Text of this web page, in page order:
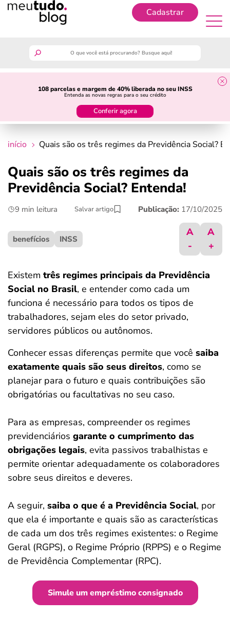
Cadastrar
108 parcelas e margem de 40% liberada no seu INSS
Entenda as novas regras para o seu crédito
Conferir agora
guia do trabalhador
crédito fácil
últimas notícias
ferramentas
início Quais são os três regimes da Previdência Social?
Quais são os três regimes da
Previdência Social? Entenda!
9 min leitura Salvar artigo Publicação: 17/10/2025
benefícios INSS
A
-
A
+
Existem três regimes principais da Previdência
Social no Brasil, e entender como cada um
funciona é necessário para todos os tipos de
trabalhadores, sejam eles do setor privado,
servidores públicos ou autônomos.
Conhecer essas diferenças permite que você saiba
exatamente quais são seus direitos, como se
planejar para o futuro e quais contribuições são
obrigatórias ou facultativas no seu caso.
Para as empresas, compreender os regimes
previdenciários garante o cumprimento das
obrigações legais, evita passivos trabalhistas e
permite orientar adequadamente os colaboradores
sobre seus direitos e deveres.
A seguir, saiba o que é a Previdência Social, por
que ela é importante e quais são as características
de cada um dos três regimes existentes: o Regime
Geral (RGPS), o Regime Próprio (RPPS) e o Regime
de Previdência Complementar (RPC).
Simule um empréstimo consignado